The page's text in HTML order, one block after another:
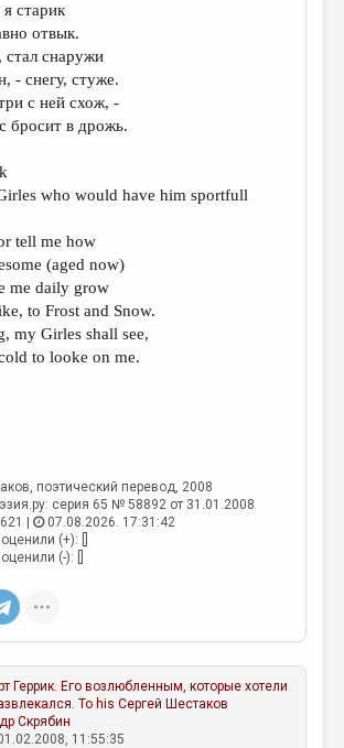
старик
отвык.
стал снаружи
- снегу, стуже.
с ней схож, -
бросит в дрожь.
who would have him sportfull
tell me how
(aged now)
me daily grow
to Frost and Snow.
my Girles shall see,
to looke on me.
, поэтический перевод, 2008
серия 65 № 58892 от 31.01.2008
|
07.08.2026. 17:31:42
(+): []
(-): []
Геррик. Его возлюбленным, которые хотели
To hisСергей Шестаков
Скрябин
11:55:35